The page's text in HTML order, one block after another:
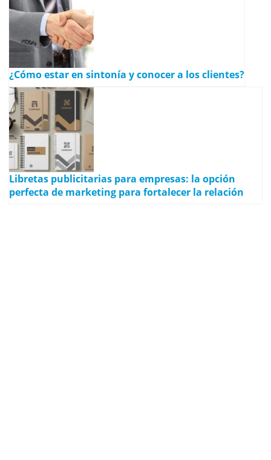
¿Cómo estar en sintonía y conocer a los clientes?
Libretas publicitarias para empresas: la opción
perfecta de marketing para fortalecer la relación